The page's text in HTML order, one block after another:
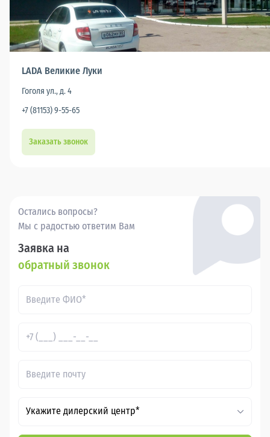
LADA Великие Луки
Гоголя ул., д. 4
+7 (81153) 9-55-65
Заказать звонок
Остались вопросы?
Мы с радостью ответим Вам
Заявка на
обратный звонок
Укажите дилерский центр*